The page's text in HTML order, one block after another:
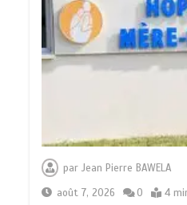
parJean Pierre BAWELA
août 7, 2026
0 4